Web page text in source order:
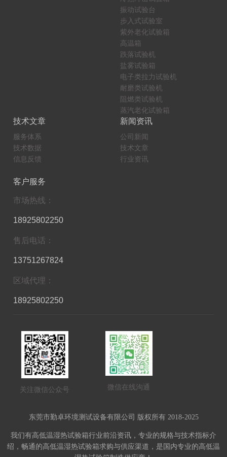
振动试验台
步入式试验室
紫外老化试验箱
高温箱
跌落试验机
盐雾试验箱
电子类拉力试验机
耐磨类试验机
阻燃类试验机
蒸汽老化试验箱
技术文章
服务体系
技术数据
信息反馈
新闻资讯
公司新闻
技术文章
行业资讯
客户服务
市场热线：
18925802250
售后电话：
13751267824
区域代理：
18925802250
关注微信公众号 微信在线沟通
东莞市勤卓环境测试设备有限公司 版权所有 2018-2025
我们有高低温湿热试验箱行业前沿资讯，专业的规格与技术指标介
绍，畅通的高低温湿热试验箱求购与供应渠道，是国内专业的高低温